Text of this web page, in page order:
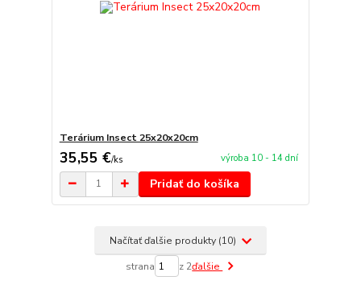
Terárium Insect 25x20x20cm
35,55 €/ks výroba 10 - 14 dní
Pridať do košíka
Načítať ďalšie produkty (10)
strana z 2ďalšie